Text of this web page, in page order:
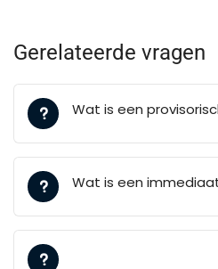
Gerelateerde vragen
Wat is een
Wat is een